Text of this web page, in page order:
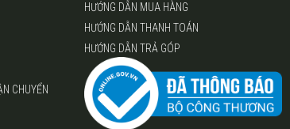
CHUYỂN
HƯỚNG DẪN MUA HÀNG
HƯỚNG DẪN THANH TOÁN
HƯỚNG DẪN TRẢ GÓP